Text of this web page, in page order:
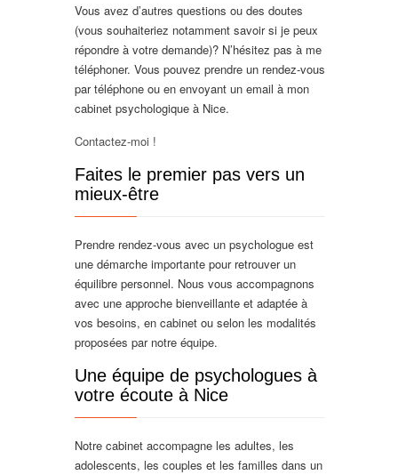
Vous avez d’autres questions ou des doutes
(vous souhaiteriez notamment savoir si je peux
répondre à votre demande)? N’hésitez pas à me
téléphoner. Vous pouvez prendre un rendez-vous
par téléphone ou en envoyant un email à mon
cabinet psychologique à Nice.
Contactez-moi !
Faites le premier pas vers un
mieux-être
Prendre rendez-vous avec un psychologue est
une démarche importante pour retrouver un
équilibre personnel. Nous vous accompagnons
avec une approche bienveillante et adaptée à
vos besoins, en cabinet ou selon les modalités
proposées par notre équipe.
Une équipe de psychologues à
votre écoute à Nice
Notre cabinet accompagne les adultes, les
adolescents, les couples et les familles dans un